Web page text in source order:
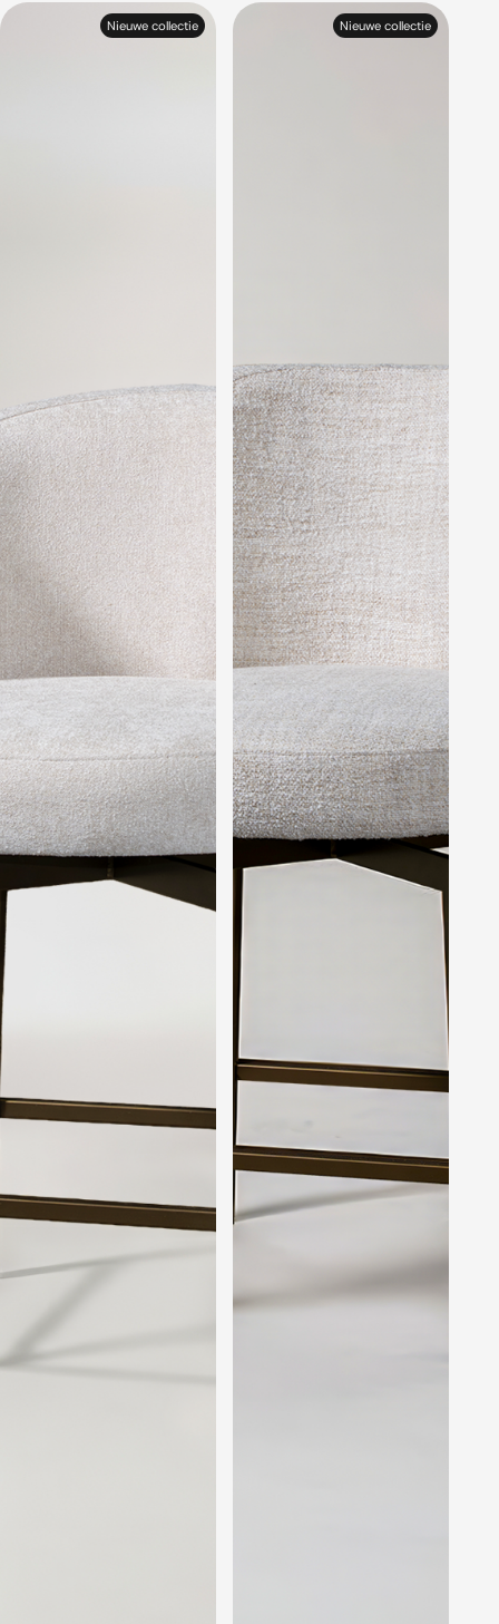
Nieuwe collectie Nieuwe collectie